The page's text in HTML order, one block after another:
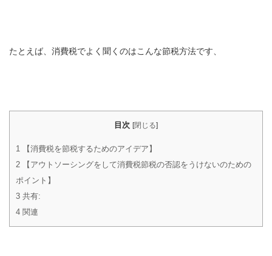
たとえば、消費税でよく聞くのはこんな節税方法です、
目次 [閉じる]
1
【消費税を節税するためのアイデア】
2 【アウトソーシングをして消費税節税の否認をうけないのための
ポイント】
3 共有:
4 関連